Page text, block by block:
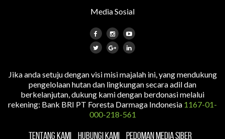
Media Sosial
Jika anda setuju dengan visi misi majalah ini, yang mendukung
pengelolaan hutan dan lingkungan secara adil dan
berkelanjutan, dukung kami dengan berdonasi melalui
rekening: Bank BRI PT Foresta Darmaga Indonesia 1167-01-
000-218-561
TENTANG KAMI HUBUNGI KAMI PEDOMAN MEDIA SIBER